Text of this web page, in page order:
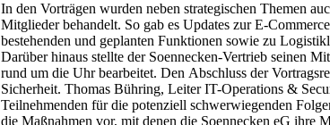
In den Vorträgen wurden neben strategischen Themen
Mitglieder behandelt. So gab es Updates zur E-
bestehenden und geplanten Funktionen sowie zu
Darüber hinaus stellte der Soennecken-Vertrieb seinen
rund um die Uhr bearbeitet. Den Abschluss der
Sicherheit. Thomas Bühring, Leiter IT-Operations &
Teilnehmenden für die potenziell schwerwiegenden
die Maßnahmen vor, mit denen die Soennecken eG ihre